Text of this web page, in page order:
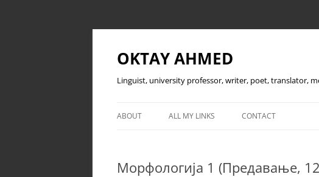
OKTAY AHMED
Linguist, university professor, writer, poet, translator,
ABOUT ALL MY LINKS CONTACT
Морфологија 1 (Предавање,